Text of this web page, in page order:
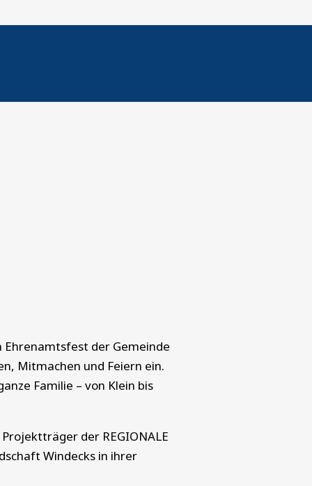
Ehrenamtsfest der Gemeinde
Mitmachen und Feiern ein.
Familie – von Klein bis
der REGIONALE
Windecks in ihrer